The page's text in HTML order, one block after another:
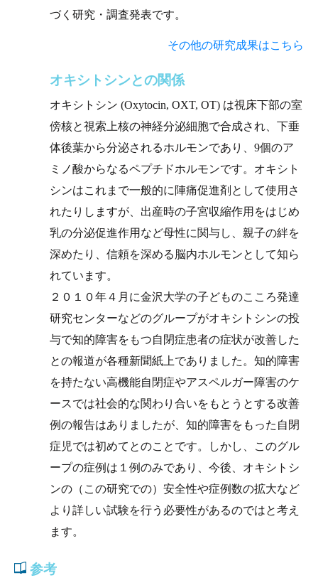
づく研究・調査発表です。
その他の研究成果はこちら
オキシトシンとの関係
オキシトシン (Oxytocin, OXT, OT) は視床下部の室
傍核と視索上核の神経分泌細胞で合成され、下垂
体後葉から分泌されるホルモンであり、9個のア
ミノ酸からなるペプチドホルモンです。オキシト
シンはこれまで一般的に陣痛促進剤として使用さ
れたりしますが、出産時の子宮収縮作用をはじめ
乳の分泌促進作用など母性に関与し、親子の絆を
深めたり、信頼を深める脳内ホルモンとして知ら
れています。
２０１０年４月に金沢大学の子どものこころ発達
研究センターなどのグループがオキシトシンの投
与で知的障害をもつ自閉症患者の症状が改善した
との報道が各種新聞紙上でありました。知的障害
を持たない高機能自閉症やアスペルガー障害のケ
ースでは社会的な関わり合いをもとうとする改善
例の報告はありましたが、知的障害をもった自閉
症児では初めてとのことです。しかし、このグル
ープの症例は１例のみであり、今後、オキシトシ
ンの（この研究での）安全性や症例数の拡大など
より詳しい試験を行う必要性があるのではと考え
ます。
参考